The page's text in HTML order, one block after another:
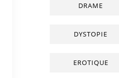
DRAME
DYSTOPIE
EROTIQUE